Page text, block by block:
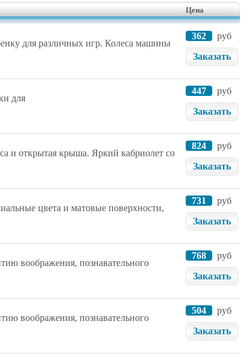
Цена
для различных игр. Колеса машины
362
руб
Заказать
для
447
руб
Заказать
и открытая крыша. Яркий кабриолет со
824
руб
Заказать
цвета и матовые поверхности,
731
руб
Заказать
воображения, познавательного
768
руб
Заказать
воображения, познавательного
504
руб
Заказать